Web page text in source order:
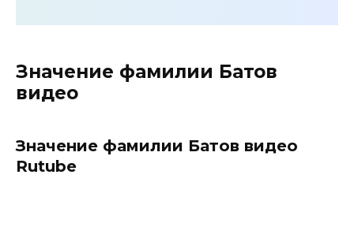
Значение фамилии Батов
видео
Значение фамилии Батов видео
Rutube